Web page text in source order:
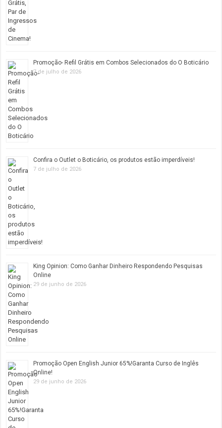
Promoção- Refil Grátis em Combos Selecionados do O Boticário
7 de julho de 2026
Confira o Outlet o Boticário, os produtos estão imperdíveis!
7 de julho de 2026
King Opinion: Como Ganhar Dinheiro Respondendo Pesquisas
Online
29 de junho de 2026
Promoção Open English Junior 65%!Garanta Curso de Inglês
Online!
29 de junho de 2026